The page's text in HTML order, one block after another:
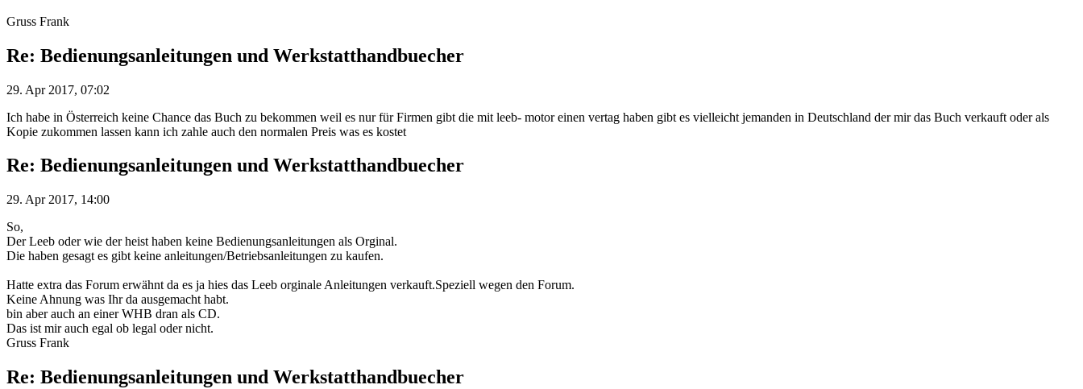
Gruss Frank
Re: Bedienungsanleitungen und Werkstatthandbuecher
29. Apr 2017, 07:02
Ich habe in Österreich keine Chance das Buch zu bekommen weil es nur für Firmen gibt die mit leeb- motor einen vertag haben gibt es vielleicht jemanden in Deutschland der mir das Buch verkauft oder als
Kopie zukommen lassen kann ich zahle auch den normalen Preis was es kostet
Re: Bedienungsanleitungen und Werkstatthandbuecher
29. Apr 2017, 14:00
So,
Der Leeb oder wie der heist haben keine Bedienungsanleitungen als Orginal.
Die haben gesagt es gibt keine anleitungen/Betriebsanleitungen zu kaufen.
Hatte extra das Forum erwähnt da es ja hies das Leeb orginale Anleitungen verkauft.Speziell wegen den Forum.
Keine Ahnung was Ihr da ausgemacht habt.
bin aber auch an einer WHB dran als CD.
Das ist mir auch egal ob legal oder nicht.
Gruss Frank
Re: Bedienungsanleitungen und Werkstatthandbuecher